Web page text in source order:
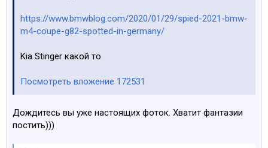
https://www.bmwblog.com/2020/01/29/spied-2021-bmw-
m4-coupe-g82-spotted-in-germany/
Kia Stinger какой то
Посмотреть вложение 172531
Дождитесь вы уже настоящих фоток. Хватит фантазии
постить)))